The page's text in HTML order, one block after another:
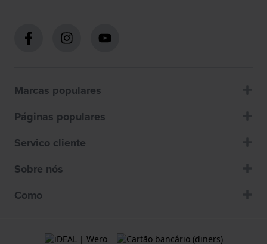
Marcas populares
Páginas populares
Servico cliente
Sobre nós
Como